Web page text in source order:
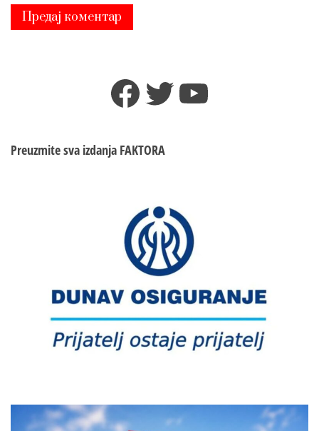
Facebook
TwitterYouTube
Preuzmite sva izdanja FAKTORA